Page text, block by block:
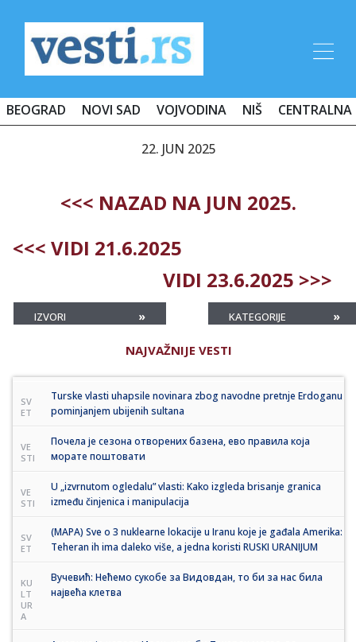
BEOGRAD NOVI SAD VOJVODINA NIŠ CENTRALNA
22. JUN 2025
<<< NAZAD NA JUN 2025.
<<< VIDI 21.6.2025
VIDI 23.6.2025 >>>
IZVORI » KATEGORIJE »
NAJVAŽNIJE VESTI
SV
ET
Turske vlasti uhapsile novinara zbog navodne pretnje Erdoganu
pominjanjem ubijenih sultana
VE
STI
Почела је сезона отворених базена, ево правила која
морате поштовати
VE
STI
U „izvrnutom ogledalu” vlasti: Kako izgleda brisanje granica
između činjenica i manipulacija
SV
ET
(MAPA) Sve o 3 nuklearne lokacije u Iranu koje je gađala Amerika:
Teheran ih ima daleko više, a jedna koristi RUSKI URANIJUM
KU
LT
UR
A
Вучевић: Нећемо сукобе за Видовдан, то би за нас била
највећа клетва